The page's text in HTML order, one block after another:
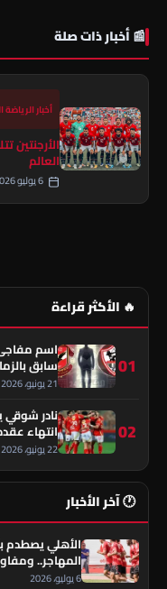
📰 أخبار ذات صلة
أخبار
العالم
🔥 الأكثر قراءة
01
اسم
سابق
21 يونيو، 2026
02
نادر شوقي
انتهاء
22 يونيو، 2026
🕐 آخر الأخبار
الأهلي يصطدم
المهاجر..
6 يوليو، 2026